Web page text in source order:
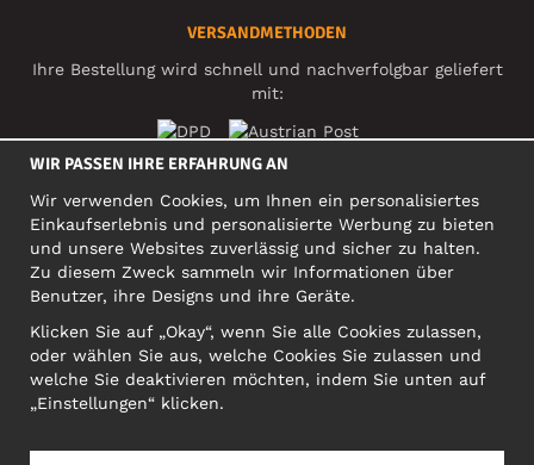
VERSANDMETHODEN
Ihre Bestellung wird schnell und nachverfolgbar geliefert
mit:
FIRMA
Motley Denim Europe OÜ
Narva mnt 5, EE-10117 Tallinn
Org: 12356245, VAT: EE101578318
ACHTUNG! Produktrücksendungen nicht an diese Adresse
WIR PASSEN IHRE ERFAHRUNG AN
Wir verwenden Cookies, um Ihnen ein personalisiertes
Einkaufserlebnis und personalisierte Werbung zu bieten
und unsere Websites zuverlässig und sicher zu halten.
Zu diesem Zweck sammeln wir Informationen über
Benutzer, ihre Designs und ihre Geräte.
Klicken Sie auf „Okay“, wenn Sie alle Cookies zulassen,
oder wählen Sie aus, welche Cookies Sie zulassen und
welche Sie deaktivieren möchten, indem Sie unten auf
„Einstellungen“ klicken.